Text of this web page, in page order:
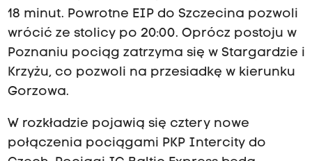
18 minut. Powrotne EIP do Szczecina pozwoli
wrócić ze stolicy po 20:00. Oprócz postoju w
Poznaniu pociąg zatrzyma się w Stargardzie i
Krzyżu, co pozwoli na przesiadkę w kierunku
Gorzowa.
W rozkładzie pojawią się cztery nowe
połączenia pociągami PKP Intercity do